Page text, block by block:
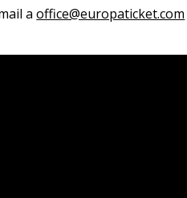
aoffice@europaticket.com